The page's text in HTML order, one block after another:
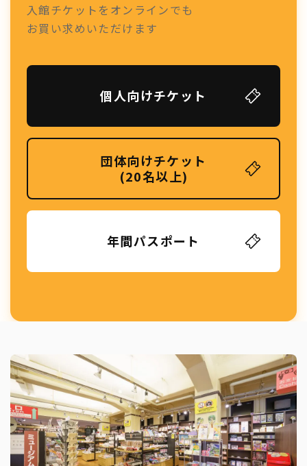
入館チケットをオンラインでも
お買い求めいただけます
個人向けチケット
団体向けチケット
(20名以上)
年間パスポート